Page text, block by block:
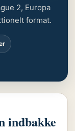
2, Europa
format.
indbakke